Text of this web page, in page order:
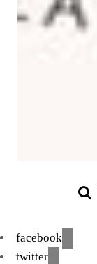
facebook
twitter